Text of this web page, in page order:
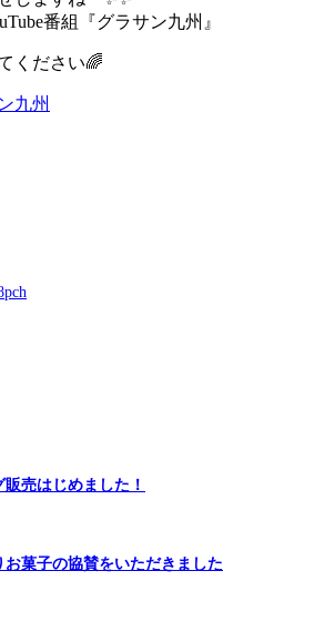
番組『グラサン九州』
ください🌈
九州
売はじめました！
菓子の協賛をいただきました